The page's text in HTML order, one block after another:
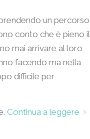
un percorso
conto che è pieno il
mai arrivare al loro
facendo ma nella
difficile per
Continua a leggere